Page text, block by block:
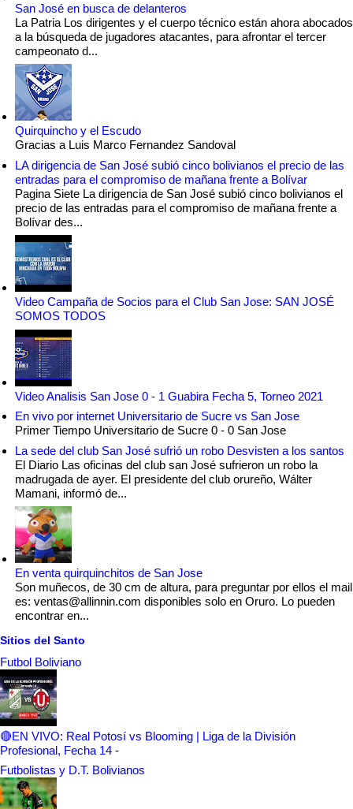
San José en busca de delanteros
La Patria Los dirigentes y el cuerpo técnico están ahora abocados
a la búsqueda de jugadores atacantes, para afrontar el tercer
campeonato d...
Quirquincho y el Escudo
Gracias a Luis Marco Fernandez Sandoval
LA dirigencia de San José subió cinco bolivianos el precio de las
entradas para el compromiso de mañana frente a Bolívar
Pagina Siete La dirigencia de San José subió cinco bolivianos el
precio de las entradas para el compromiso de mañana frente a
Bolívar des...
Video Campaña de Socios para el Club San Jose: SAN JOSÉ
SOMOS TODOS
Video Analisis San Jose 0 - 1 Guabira Fecha 5, Torneo 2021
En vivo por internet Universitario de Sucre vs San Jose
Primer Tiempo Universitario de Sucre 0 - 0 San Jose
La sede del club San José sufrió un robo Desvisten a los santos
El Diario Las oficinas del club san José sufrieron un robo la
madrugada de ayer. El presidente del club orureño, Wálter
Mamani, informó de...
En venta quirquinchitos de San Jose
Son muñecos, de 30 cm de altura, para preguntar por ellos el mail
es: ventas@allinnin.com disponibles solo en Oruro. Lo pueden
encontrar en...
Sitios del Santo
Futbol Boliviano
🔴EN VIVO: Real Potosí vs Blooming | Liga de la División
Profesional, Fecha 14 -
Futbolistas y D.T. Bolivianos